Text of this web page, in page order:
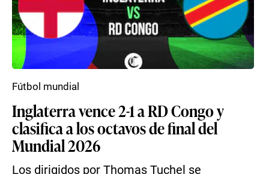
Inglaterra vence 2-1 a RD Congo y
clasifica a los octavos de final del
Mundial 2026
Los dirigidos por Thomas Tuchel se
Fútbol mundial